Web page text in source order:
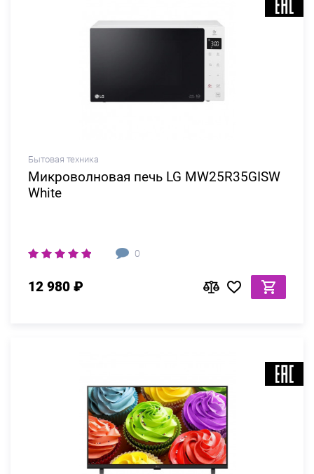
Бытовая техника
Микроволновая печь LG MW25R35GISW
White
0
12 980 ₽